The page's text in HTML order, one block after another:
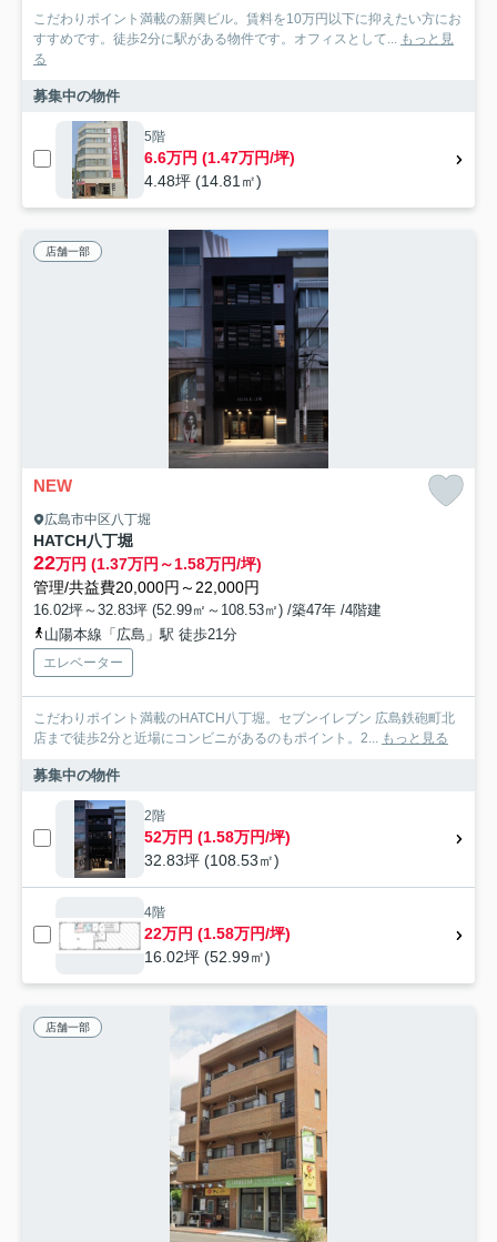
こだわりポイント満載の新興ビル。賃料を10万円以下に抑えたい方にお
すすめです。徒歩2分に駅がある物件です。オフィスとして... もっと見
る
募集中の物件
5階
6.6万円 (1.47万円/坪)
4.48坪 (14.81㎡)
店舗一部
NEW
広島市中区八丁堀
HATCH八丁堀
22万円 (1.37万円～1.58万円/坪)
管理/共益費20,000円～22,000円
16.02坪～32.83坪 (52.99㎡～108.53㎡) /築47年 /4階建
山陽本線「広島」駅 徒歩21分
エレベーター
こだわりポイント満載のHATCH八丁堀。セブンイレブン 広島鉄砲町北
店まで徒歩2分と近場にコンビニがあるのもポイント。2... もっと見る
募集中の物件
2階
52万円 (1.58万円/坪)
32.83坪 (108.53㎡)
4階
22万円 (1.58万円/坪)
16.02坪 (52.99㎡)
店舗一部